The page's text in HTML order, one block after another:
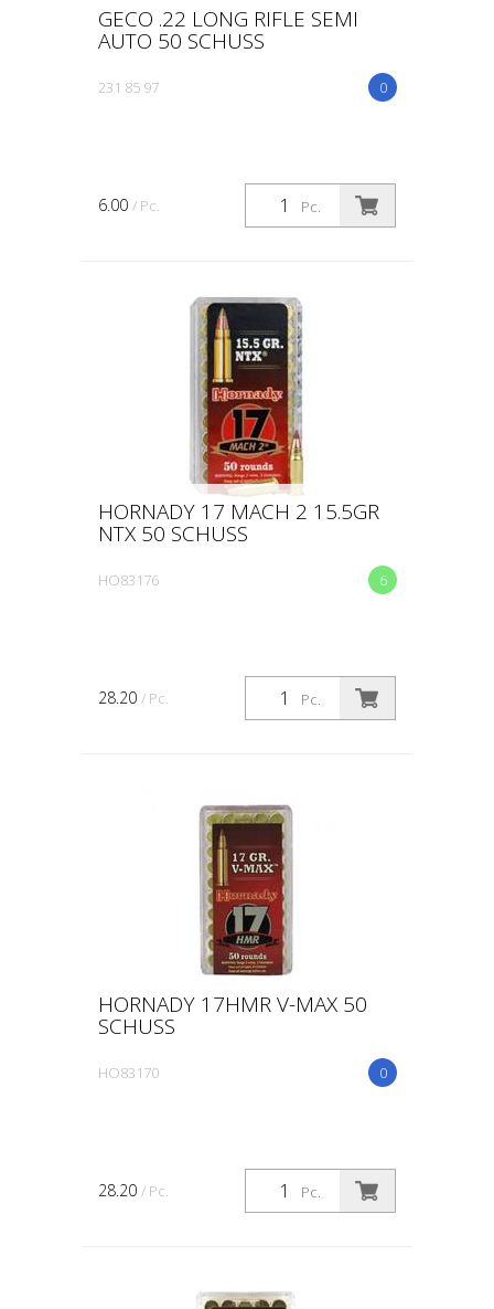
GECO .22 LONG RIFLE SEMI
AUTO 50 SCHUSS
0
231 85 97
Pc.
6.00 / Pc.
HORNADY 17 MACH 2 15.5GR
NTX 50 SCHUSS
6
HO83176
Pc.
28.20 / Pc.
HORNADY 17HMR V-MAX 50
SCHUSS
0
HO83170
Pc.
28.20 / Pc.